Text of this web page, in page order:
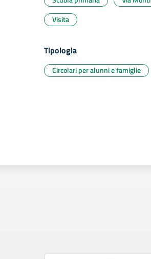
Visita
Tipologia
Circolari per alunni e famiglie